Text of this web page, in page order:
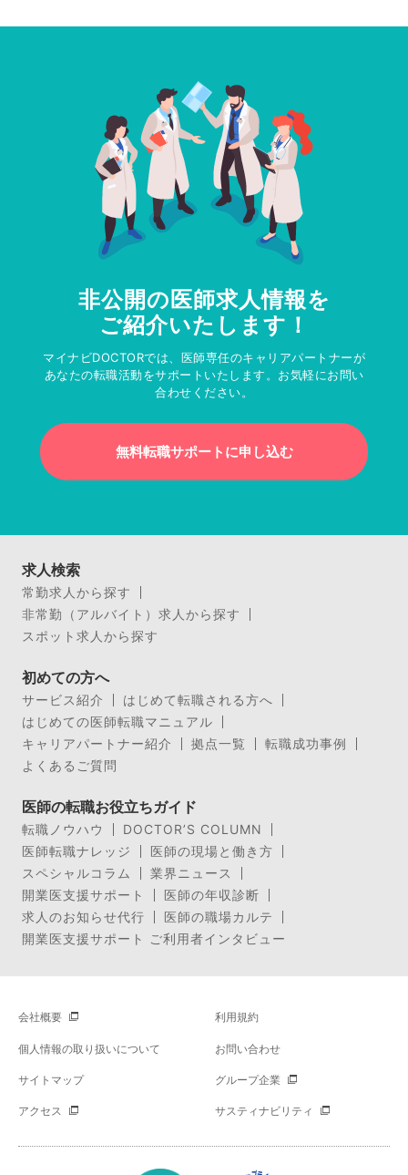
非公開の医師求人情報を
ご紹介いたします！
マイナビDOCTORでは、医師専任のキャリアパートナーが
あなたの転職活動をサポートいたします。お気軽にお問い
合わせください。
無料転職サポートに申し込む
求人検索
常勤求人から探す
非常勤（アルバイト）求人から探す
スポット求人から探す
初めての方へ
サービス紹介
はじめて転職される方へ
はじめての医師転職マニュアル
キャリアパートナー紹介
拠点一覧
転職成功事例
よくあるご質問
医師の転職お役立ちガイド
転職ノウハウ
DOCTOR’S COLUMN
医師転職ナレッジ
医師の現場と働き方
スペシャルコラム
業界ニュース
開業医支援サポート
医師の年収診断
求人のお知らせ代行
医師の職場カルテ
開業医支援サポート ご利用者インタビュー
会社概要 利用規約
個人情報の取り扱いについて お問い合わせ
サイトマップ グループ企業
アクセス サスティナビリティ